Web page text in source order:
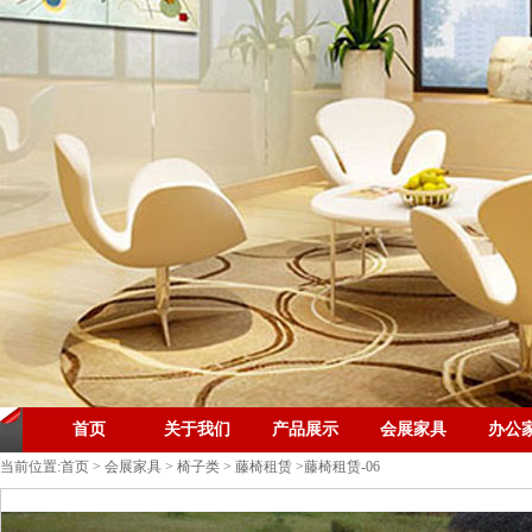
首页 关于我们 产品展示 会展家具 办公
当前位置:首页 > 会展家具 > 椅子类 > 藤椅租赁 >藤椅租赁-06